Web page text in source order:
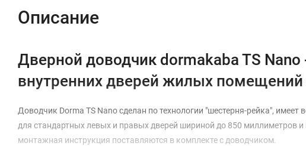
Описание
Дверной доводчик dormakaba TS
внутренних дверей жилых
Доводчик Dorma TS Nano сделан по технологии "шестерня-рейка", имеет
для стандартных левых и правых дверей шириной до 850 миллиметров
монтажная инструкция поставляются в комплекте с доводчиком.